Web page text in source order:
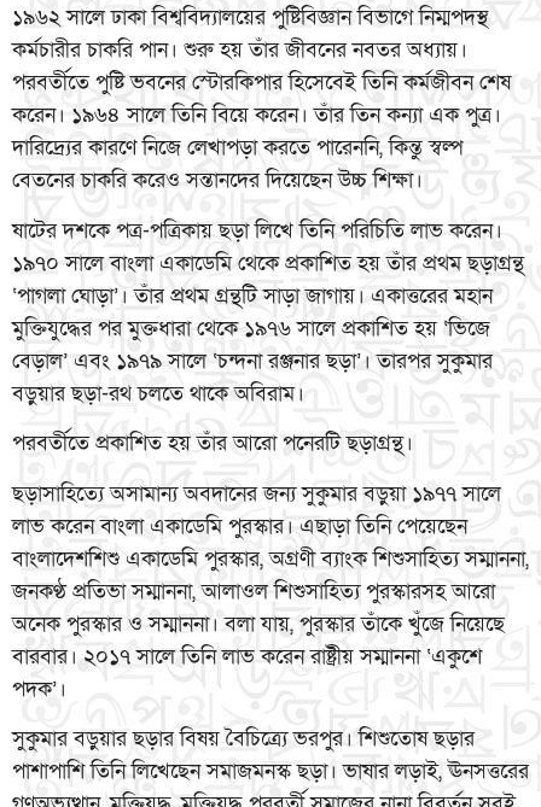
১৯৬২ সালে ঢাকা বিশ্ববিদ্যালয়ের পুষ্টিবিজ্ঞান বিভাগে নিম্মপদস্থ
কর্মচারীর চাকরি পান। শুরু হয় তাঁর জীবনের নবতর অধ্যায়।
পরবর্তীতে পুষ্টি ভবনের স্টোরকিপার হিসেবেই তিনি কর্মজীবন শেষ
করেন। ১৯৬৪ সালে তিনি বিয়ে করেন। তাঁর তিন কন্যা এক পুত্র।
দারিদ্র্যের কারণে নিজে লেখাপড়া করতে পারেননি, কিন্তু স্বল্প
বেতনের চাকরি করেও সন্তানদের দিয়েছেন উচ্চ শিক্ষা।
ষাটের দশকে পত্র-পত্রিকায় ছড়া লিখে তিনি পরিচিতি লাভ করেন।
১৯৭০ সালে বাংলা একাডেমি থেকে প্রকাশিত হয় তাঁর প্রথম ছড়াগ্রন্থ
‘পাগলা ঘোড়া’। তাঁর প্রথম গ্রন্থটি সাড়া জাগায়। একাত্তরের মহান
মুক্তিযুদ্ধের পর মুক্তধারা থেকে ১৯৭৬ সালে প্রকাশিত হয় ‘ভিজে
বেড়াল’ এবং ১৯৭৯ সালে ‘চন্দনা রঞ্জনার ছড়া’। তারপর সুকুমার
বড়ুয়ার ছড়া-রথ চলতে থাকে অবিরাম।
পরবর্তীতে প্রকাশিত হয় তাঁর আরো পনেরটি ছড়াগ্রন্থ।
ছড়াসাহিত্যে অসামান্য অবদানের জন্য সুকুমার বড়ুয়া ১৯৭৭ সালে
লাভ করেন বাংলা একাডেমি পুরস্কার। এছাড়া তিনি পেয়েছেন
বাংলাদেশশিশু একাডেমি পুরস্কার, অগ্রণী ব্যাংক শিশুসাহিত্য সম্মাননা,
জনকণ্ঠ প্রতিভা সম্মাননা, আলাওল শিশুসাহিত্য পুরস্কারসহ আরো
অনেক পুরস্কার ও সম্মাননা। বলা যায়, পুরস্কার তাঁকে খুঁজে নিয়েছে
বারবার। ২০১৭ সালে তিনি লাভ করেন রাষ্ট্রীয় সম্মাননা ‘একুশে
পদক’।
সুকুমার বড়ুয়ার ছড়ার বিষয় বৈচিত্র্যে ভরপুর। শিশুতোষ ছড়ার
পাশাপাশি তিনি লিখেছেন সমাজমনস্ক ছড়া। ভাষার লড়াই, ঊনসত্তরের